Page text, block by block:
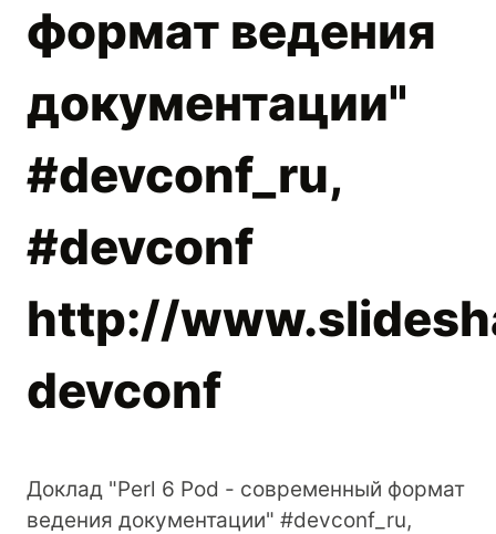
формат ведения
документации"
#devconf_ru,
#devconf
http://
devconf
Доклад "Perl 6 Pod - современный формат
ведения документации" #devconf_ru,